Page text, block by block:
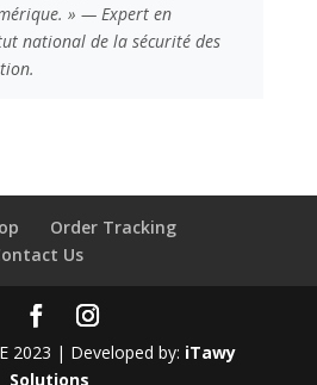
» — Expert en
national de la sécurité des
Order Tracking
Us
2023 | Developed by: iTawy
Solutions